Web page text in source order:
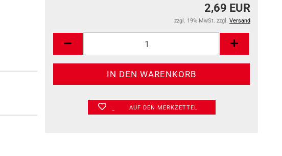
2,69 EUR
zzgl. 19% MwSt. zzgl. Versand
AUF DEN MERKZETTEL